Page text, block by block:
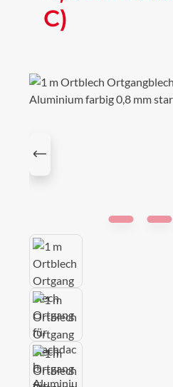
C)
Bildergalerie überspringen